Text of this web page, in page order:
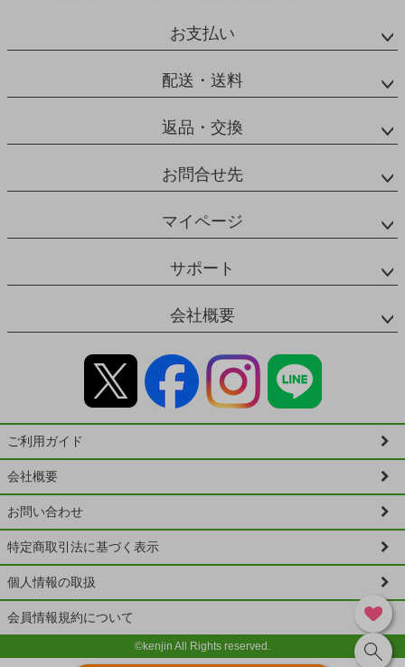
お支払い
配送・送料
返品・交換
お問合せ先
マイページ
サポート
会社概要
ご利用ガイド
会社概要
お問い合わせ
特定商取引法に基づく表示
個人情報の取扱
会員情報規約について
©kenjin All Rights reserved.